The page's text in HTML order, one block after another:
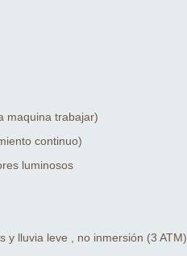
maquina trabajar)
continuo)
luminosos
lluvia leve , no inmersión (3 ATM)